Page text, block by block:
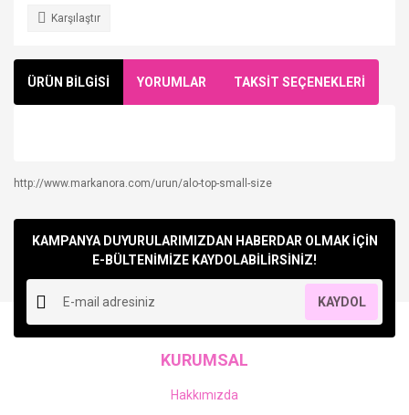
Karşılaştır
ÜRÜN BİLGİSİ YORUMLAR TAKSİT SEÇENEKLERİ
Yorum Yaz
http://www.markanora.com/urun/alo-top-small-size
KAMPANYA DUYURULARIMIZDAN HABERDAR OLMAK İÇİN
E-BÜLTENİMİZE KAYDOLABİLİRSİNİZ!
KAYDOL
KURUMSAL
Hakkımızda